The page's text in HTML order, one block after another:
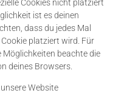
Cookies nicht platziert
ist es deinen
dass du jedes Mal
platziert wird. Für
beachte die
deines Browsers.
Website